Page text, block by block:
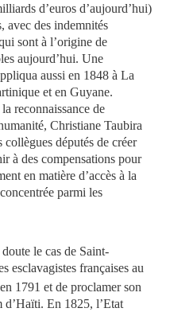
d’euros d’aujourd’hui)
avec des indemnités
sont à l’origine de
aujourd’hui. Une
aussi en 1848 à La
et en Guyane.
reconnaissance de
Christiane Taubira
collègues députés de créer
à des compensations pour
en matière d’accès à la
parmi les
le cas de Saint-
esclavagistes françaises au
1791 et de proclamer son
d’Haïti. En 1825, l’Etat